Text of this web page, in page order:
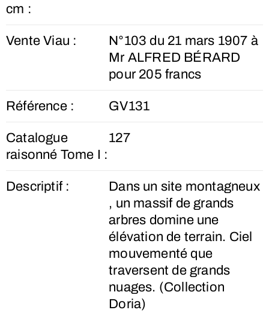
cm :
Vente Viau :
N°103 du 21 mars 1907 à
Mr ALFRED BÉRARD
pour 205 francs
Référence : GV131
Catalogue
raisonné Tome I :
127
Descriptif :
Dans un site montagneux
, un massif de grands
arbres domine une
élévation de terrain. Ciel
mouvementé que
traversent de grands
nuages. (Collection
Doria)